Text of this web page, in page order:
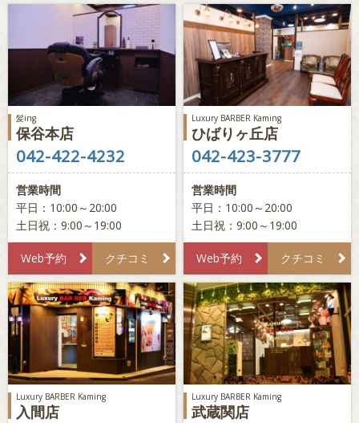
髪ing
保谷本店
042-422-4232
営業時間
平日：10:00～20:00
土日祝：9:00～19:00
Web予約 クチコミ
Luxury BARBER Kaming
ひばりヶ丘店
042-423-3777
営業時間
平日：10:00～20:00
土日祝：9:00～19:00
Web予約 クチコミ
Luxury BARBER Kaming
入間店
Luxury BARBER Kaming
武蔵関店